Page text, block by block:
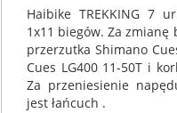
Haibike TREKKING 7
1x11 biegów. Za
przerzutka Shimano
Cues LG400 11-50T i
Za przeniesienie
jest łańcuch .